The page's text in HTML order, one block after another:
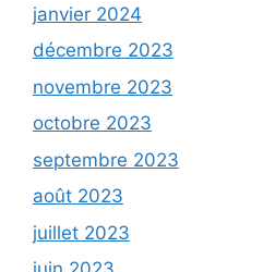
janvier 2024
décembre 2023
novembre 2023
octobre 2023
septembre 2023
août 2023
juillet 2023